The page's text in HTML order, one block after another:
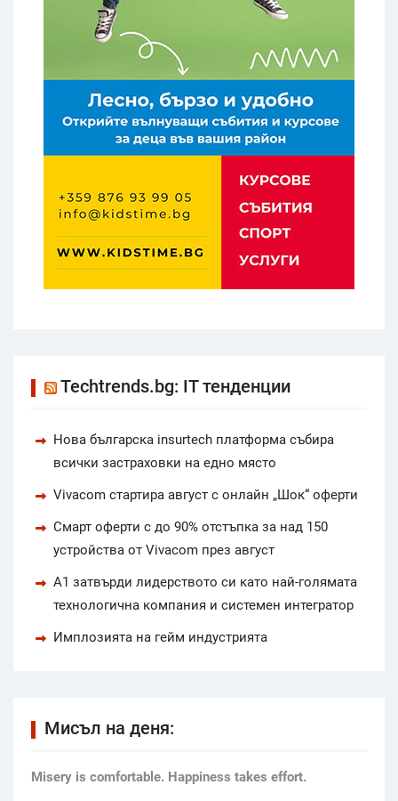
Techtrends.bg: IT тенденции
Нова българска insurtech платформа събира
всички застраховки на едно място
Vivacom стартира август с онлайн „Шок“ оферти
Смарт оферти с до 90% отстъпка за над 150
устройства от Vivacom през август
А1 затвърди лидерството си като най-голямата
технологична компания и системен интегратор
Имплозията на гейм индустрията
Мисъл на деня:
Мisery is comfortable. Happiness takes effort.